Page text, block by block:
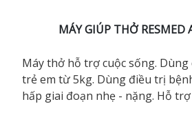
MÁY GIÚP THỞ RESMED
Máy thở hỗ trợ cuộc sống.
trẻ em từ 5kg. Dùng điều trị
hấp giai đoạn nhẹ - nặng. Hỗ